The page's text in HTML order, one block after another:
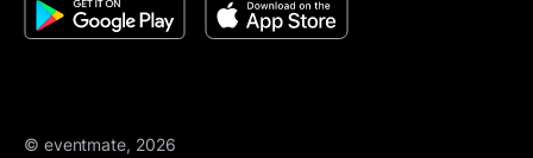
© eventmate, 2026